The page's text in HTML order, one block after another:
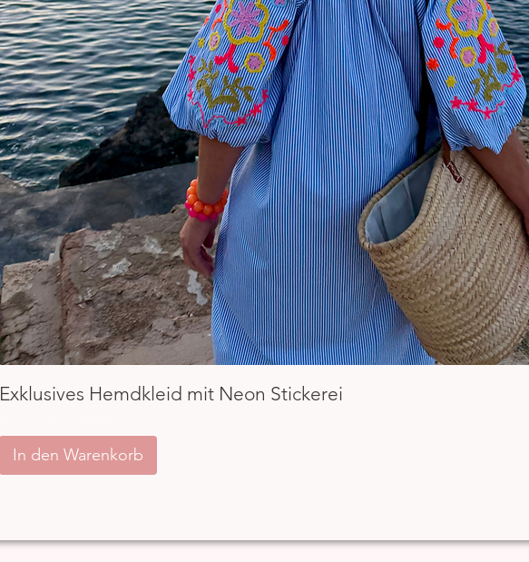
Schnellansicht
Exklusives Hemdkleid mit Neon Stickerei
In den Warenkorb